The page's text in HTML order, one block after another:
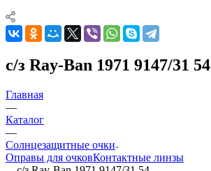
с/з Ray-Ban 1971 9147/31 54
Главная
—
Каталог
—
Солнцезащитные очки
Оправы для очковКонтактные линзы